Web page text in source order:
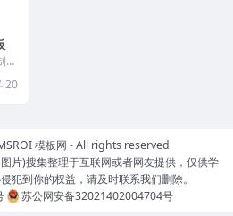
造
20
模板网 - All rights reserved
片)搜集整理于互联网或者网友提供，仅供学
犯到你的权益，请及时联系我们删除。
苏公网安备32021402004704号